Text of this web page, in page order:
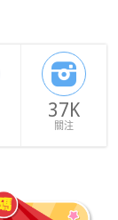
37K
關注